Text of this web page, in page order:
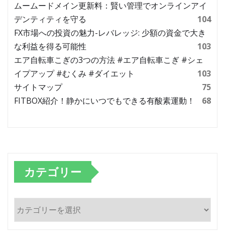
ムームードメイン更新料：賢い管理でオンラインアイ
デンティティを守る
104
FX市場への投資の魅力-レバレッジ: 少額の資金で大き
な利益を得る可能性
103
エア自転車こぎの3つの方法 #エア自転車こぎ #シェ
イプアップ #むくみ #ダイエット
103
サイトマップ
75
FITBOX紹介！静かにいつでもできる有酸素運動！
68
カテゴリー
テ